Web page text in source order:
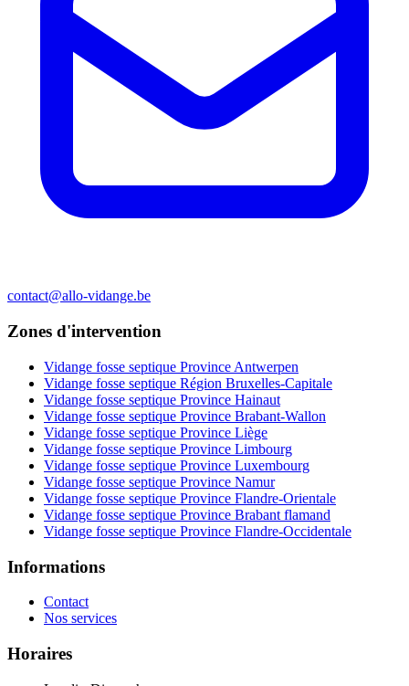
contact@allo-vidange.be
Zones d'intervention
Vidange fosse septique Province Antwerpen
Vidange fosse septique Région Bruxelles-Capitale
Vidange fosse septique Province Hainaut
Vidange fosse septique Province Brabant-Wallon
Vidange fosse septique Province Liège
Vidange fosse septique Province Limbourg
Vidange fosse septique Province Luxembourg
Vidange fosse septique Province Namur
Vidange fosse septique Province Flandre-Orientale
Vidange fosse septique Province Brabant flamand
Vidange fosse septique Province Flandre-Occidentale
Informations
Contact
Nos services
Horaires